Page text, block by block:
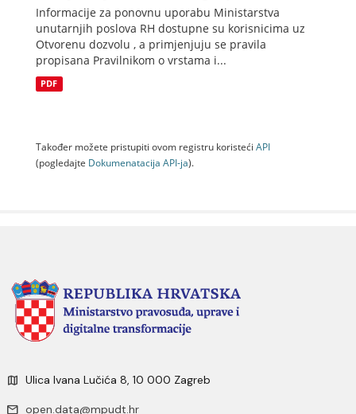
Informacije za ponovnu uporabu Ministarstva
unutarnjih poslova RH dostupne su korisnicima uz
Otvorenu dozvolu , a primjenjuju se pravila
propisana Pravilnikom o vrstama i...
PDF
Također možete pristupiti ovom registru koristeći API
(pogledajte Dokumenаtаcijа API-jа).